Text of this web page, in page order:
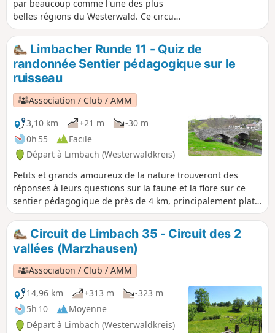
par beaucoup comme l'une des plus
belles régions du Westerwald. Ce circuit
LIMBACHER RUNDE traverse la partie
avant de la zone protégée, avec le «
Deutsches Eck » comme point fort de la
visite. Il traverse la romantique vallée
de Lauterbach, passe par les hauteurs
au-dessus de Heimborn jusqu'au
Deutsches Eck du Westerwald, où se
rejoignent la Grande et la Petite Nister.
Limbacher Runde 11 - Quiz de
randonnée Sentier pédagogique sur le
ruisseau
Association / Club / AMM
3,10 km
+21 m
-30 m
0h 55
Facile
Départ à Limbach (Westerwaldkreis)
Petits et grands amoureux de la nature trouveront des
réponses à leurs questions sur la faune et la flore sur ce
sentier pédagogique de près de 4 km, principalement plat.
En plus des panneaux illustrés, il y a plein de trucs
passionnants et intéressants à découvrir dans la partie
naturaliste du musée du village de Limbach, comme la plus
grosse truite jamais pêchée dans le ruisseau. Avec son
sentier sauvage et romantique qui passe par des grottes de
foin, ce circuit est aussi un vrai régal pour les randonneurs,
juste au bord de la Kleine Nister.
Circuit de Limbach 35 - Circuit des 2
vallées (Marzhausen)
Association / Club / AMM
14,96 km
+313 m
-323 m
5h 10
Moyenne
Départ à Limbach (Westerwaldkreis)